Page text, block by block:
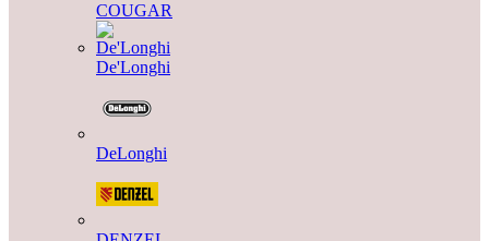
COUGAR
De'Longhi
DeLonghi